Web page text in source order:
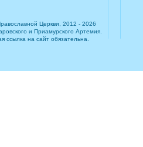
Церкви, 2012 - 2026
и Приамурского Артемия.
ссылка на сайт обязательна.